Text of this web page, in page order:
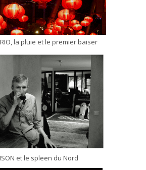
la pluie et le premier baiser
et le spleen du Nord